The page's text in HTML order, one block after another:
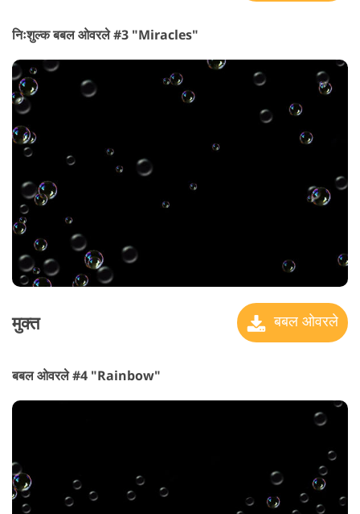
निःशुल्क बबल ओवरले #3 "Miracles"
मुक्त बबल ओवरले
बबल ओवरले #4 "Rainbow"